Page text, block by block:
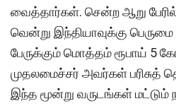
வைத்தார்கள். சென்ற ஆறு
வென்று இந்தியாவுக்கு
பேருக்கும் மொத்தம் ரூபாய் 5
முதலமைச்சர் அவர்கள்
இந்த மூன்று வருடங்கள்